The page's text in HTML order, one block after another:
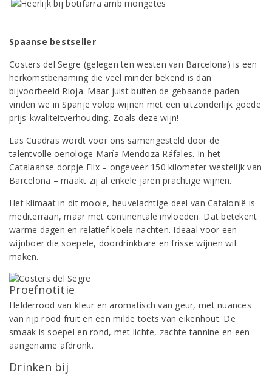
Spaanse bestseller
Costers del Segre (gelegen ten westen van Barcelona) is een
herkomstbenaming die veel minder bekend is dan
bijvoorbeeld Rioja. Maar juist buiten de gebaande paden
vinden we in Spanje volop wijnen met een uitzonderlijk goede
prijs-kwaliteitverhouding. Zoals deze wijn!
Las Cuadras wordt voor ons samengesteld door de
talentvolle oenologe María Mendoza Ráfales. In het
Catalaanse dorpje Flix – ongeveer 150 kilometer westelijk van
Barcelona – maakt zij al enkele jaren prachtige wijnen.
Het klimaat in dit mooie, heuvelachtige deel van Catalonië is
mediterraan, maar met continentale invloeden. Dat betekent
warme dagen en relatief koele nachten. Ideaal voor een
wijnboer die soepele, doordrinkbare en frisse wijnen wil
maken.
Proefnotitie
Helderrood van kleur en aromatisch van geur, met nuances
van rijp rood fruit en een milde toets van eikenhout. De
smaak is soepel en rond, met lichte, zachte tannine en een
aangename afdronk.
Drinken bij